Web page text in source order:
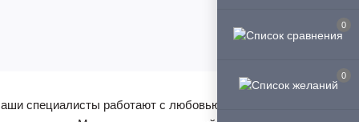
0
0
специалисты работают с любовью и